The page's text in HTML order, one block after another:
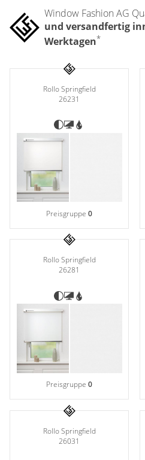
Plissee Messanleitung
Plissee Waschanleitung
Zubehör / Ersatzteile
Bambusrollo in
Rollo Ersatzteile & Zubehör
Lamellen nach Maß
Fensterformen
Ausstattung / Details
Messanleitung
Lamellen Ersatzteile &
Jalousien
Jalousien nach Maß
günstige Jalousien in
Standardgrößen
Messanleitung
Befestigung
Tischdecke
Markisenstoff
Markisenstoffe nach Maß
Balkon Sichtschutz
Konfigurator
Outdoor-Plissees
Messanleitung
Gardinen
Vorhangschals
Ösenschals
Kissen
Fensterbilder
Fliegengitter
Gardinenstange
Stoffe
Panneaux
Window Fashion AG
und versandfertig
Werktagen*
Rollo Springfield
26231
Preisgruppe0
Rollo Springfield
26281
Preisgruppe0
Rollo Springfield
26031